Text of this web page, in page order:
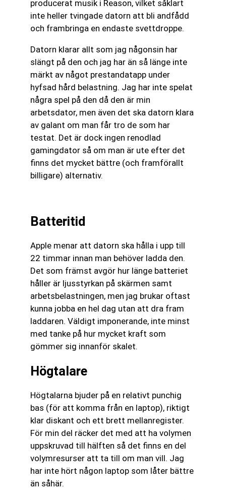
producerat musik i Reason, vilket såklart
inte heller tvingade datorn att bli andfådd
och frambringa en endaste svettdroppe.
Datorn klarar allt som jag någonsin har
slängt på den och jag har än så länge inte
märkt av något prestandatapp under
hyfsad hård belastning. Jag har inte spelat
några spel på den då den är min
arbetsdator, men även det ska datorn klara
av galant om man får tro de som har
testat. Det är dock ingen renodlad
gamingdator så om man är ute efter det
finns det mycket bättre (och framförallt
billigare) alternativ.
Batteritid
Apple menar att datorn ska hålla i upp till
22 timmar innan man behöver ladda den.
Det som främst avgör hur länge batteriet
håller är ljusstyrkan på skärmen samt
arbetsbelastningen, men jag brukar oftast
kunna jobba en hel dag utan att dra fram
laddaren. Väldigt imponerande, inte minst
med tanke på hur mycket kraft som
gömmer sig innanför skalet.
Högtalare
Högtalarna bjuder på en relativt punchig
bas (för att komma från en laptop), riktigt
klar diskant och ett brett mellanregister.
För min del räcker det med att ha volymen
uppskruvad till hälften så det finns en del
volymresurser att ta till om man vill. Jag
har inte hört någon laptop som låter bättre
än såhär.